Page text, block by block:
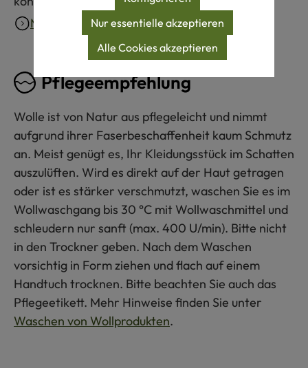
Mehr erfahren
Pflegeempfehlung
Wolle ist von Natur aus pflegeleicht und nimmt
aufgrund ihrer Faserbeschaffenheit kaum Schmutz
an. Meist genügt es, Ihr Kleidungsstück im Schatten
auszulüften. Wird es direkt auf der Haut getragen
oder ist es stärker verschmutzt, waschen Sie es im
Wollwaschgang bis 30 °C mit Wollwaschmittel und
schleudern nur sanft (max. 400 U/min). Bitte nicht
in den Trockner geben. Nach dem Waschen
vorsichtig in Form ziehen und flach auf einem
Handtuch trocknen. Bitte beachten Sie auch das
Pflegeetikett. Mehr Hinweise finden Sie unter
Waschen von Wollprodukten.
Nur essentielle akzeptieren
Alle Cookies akzeptieren